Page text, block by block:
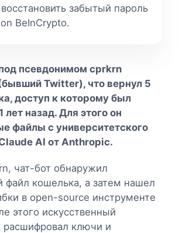
забытый пароль
BeInCrypto.
псевдонимом cprkrn
Twitter), что вернул 5
доступ к которому был
лет назад. Для этого он
файлы с университетского
AI от Anthropic.
чат-бот обнаружил
файл кошелька, а затем нашел
в open-source инструменте
этого искусственный
расшифровал ключи и